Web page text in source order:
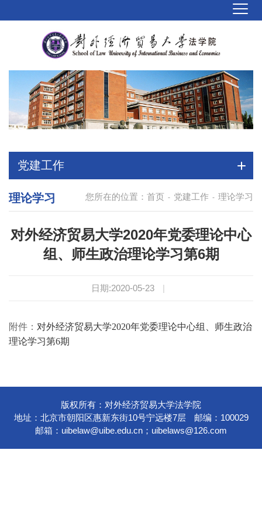
党建工作
您所在的位置： 首页 - 党建工作 - 理论学习
理论学习
对外经济贸易大学2020年党委理论中心
组、师生政治理论学习第6期
日期:2020-05-23 |
附件： 对外经济贸易大学2020年党委理论中心组、师生政治
理论学习第6期
版权所有：对外经济贸易大学法学院
地址：北京市朝阳区惠新东街10号宁远楼7层
邮编：100029
邮箱： uibelaw@uibe.edu.cn ； uibelaws@126.com